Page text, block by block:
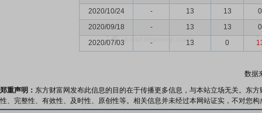
2020/10/24
- 13 13
0
2020/09/18
- 13 13
0
2020/07/03
- 13 0
数据
郑重声明： 东方财富网发布此信息的目的在于传播更多信息，与本站立场无关。东
性、完整性、有效性、及时性、原创性等。相关信息并未经过本网站证实，不对您